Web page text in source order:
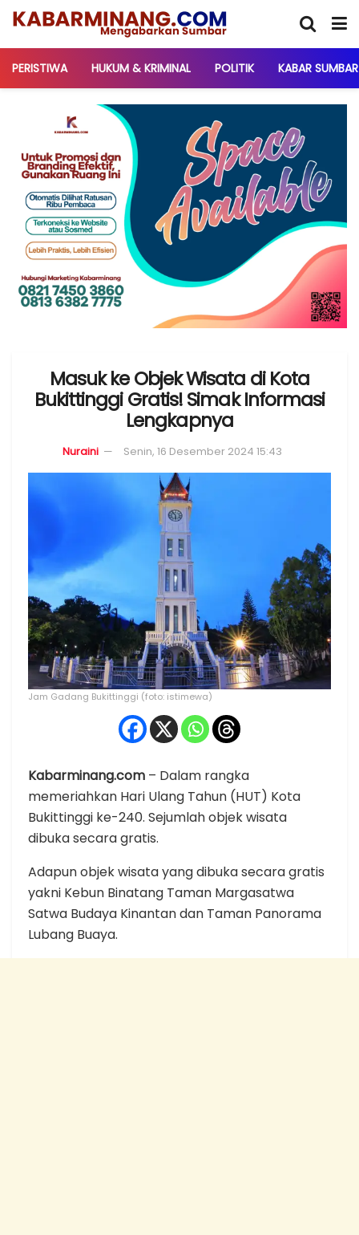
PERISTIWA HUKUM & KRIMINAL POLITIK KABAR SUMBAR
Masuk ke Objek Wisata di Kota
Bukittinggi Gratis! Simak Informasi
Lengkapnya
Nuraini Senin, 16 Desember 2024 15:43
Jam Gadang Bukittinggi (foto: istimewa)
Kabarminang.com – Dalam rangka
memeriahkan Hari Ulang Tahun (HUT) Kota
Bukittinggi ke-240. Sejumlah objek wisata
dibuka secara gratis.
Adapun objek wisata yang dibuka secara gratis
yakni Kebun Binatang Taman Margasatwa
Satwa Budaya Kinantan dan Taman Panorama
Lubang Buaya.